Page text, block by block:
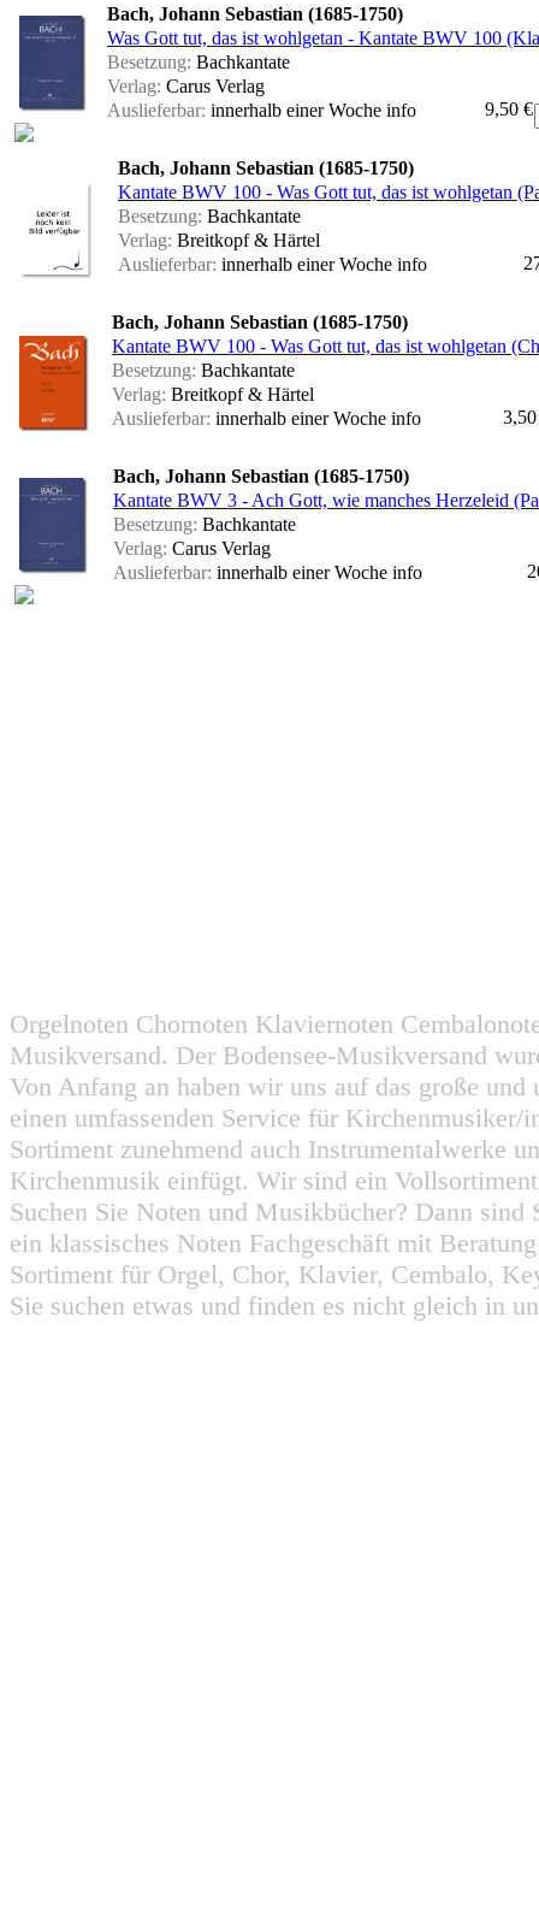
Bach, Johann Sebastian (1685-1750)
Was Gott tut, das ist wohlgetan - Kantate BWV 100
Besetzung: Bachkantate
Verlag: Carus Verlag
Auslieferbar: innerhalb einer Woche info 9,50 €
Bach, Johann Sebastian (1685-1750)
Kantate BWV 100 - Was Gott tut, das ist wohlgetan
Besetzung: Bachkantate
Verlag: Breitkopf & Härtel
Auslieferbar: innerhalb einer Woche info
Bach, Johann Sebastian (1685-1750)
Kantate BWV 100 - Was Gott tut, das ist wohlgetan
Besetzung: Bachkantate
Verlag: Breitkopf & Härtel
Auslieferbar: innerhalb einer Woche info
Bach, Johann Sebastian (1685-1750)
Kantate BWV 3 - Ach Gott, wie manches Herzeleid
Besetzung: Bachkantate
Verlag: Carus Verlag
Auslieferbar: innerhalb einer Woche info
Orgelnoten Chornoten Klaviernoten
Musikversand. Der Bodensee-Musikversand
Von Anfang an haben wir uns auf das große
einen umfassenden Service für
Sortiment zunehmend auch Instrumentalwerke
Kirchenmusik einfügt. Wir sind ein
Suchen Sie Noten und Musikbücher? Dann
ein klassisches Noten Fachgeschäft mit
Sortiment für Orgel, Chor, Klavier, Cembalo,
Sie suchen etwas und finden es nicht gleich in